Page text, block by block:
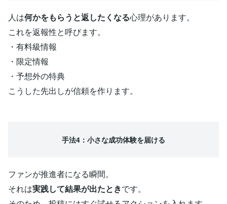
人は何かをもらうと返したくなる心理があります。
これを返報性と呼びます。
・有料級情報
・限定情報
・予想外の特典
こうした先出しが信頼を作ります。
手法4：小さな成功体験を届ける
ファンが推進者になる瞬間。
それは実践して結果が出たときです。